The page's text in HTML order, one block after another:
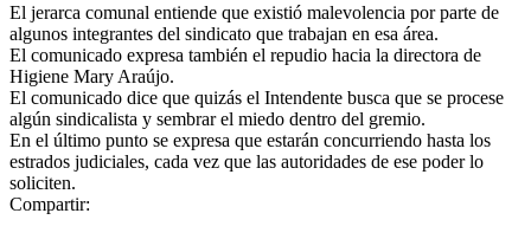
El jerarca comunal entiende que existió malevolencia por parte de
algunos integrantes del sindicato que trabajan en esa área.
El comunicado expresa también el repudio hacia la directora de
Higiene Mary Araújo.
El comunicado dice que quizás el Intendente busca que se procese
algún sindicalista y sembrar el miedo dentro del gremio.
En el último punto se expresa que estarán concurriendo hasta los
estrados judiciales, cada vez que las autoridades de ese poder lo
soliciten.
Compartir: